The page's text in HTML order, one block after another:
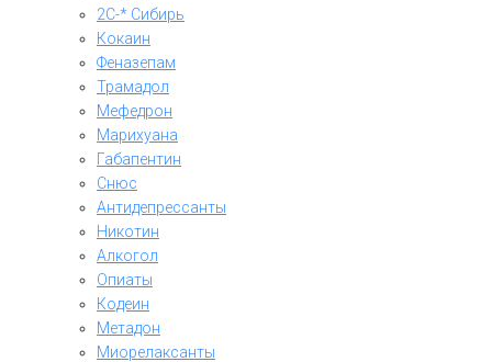
2C-* Сибирь
Кокаин
Феназепам
Трамадол
Мефедрон
Марихуана
Габапентин
Снюс
Антидепрессанты
Никотин
Алкогол
Опиаты
Кодеин
Метадон
Миорелаксанты